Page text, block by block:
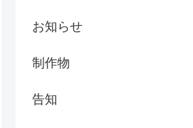
お知らせ
制作物
告知